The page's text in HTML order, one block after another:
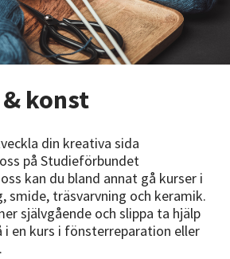
konst
din kreativa sida
på Studieförbundet
kan du bland annat gå kurser i
smide, träsvarvning och keramik.
självgående och slippa ta hjälp
i en kurs i fönsterreparation eller